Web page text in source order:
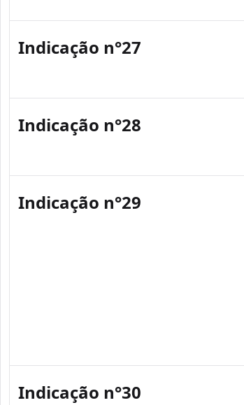
Indicação n°27
Indicação n°28
Indicação n°29
Indicação n°30